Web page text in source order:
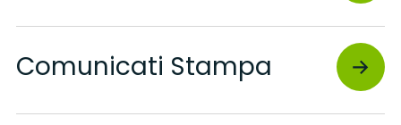
Comunicati Stampa